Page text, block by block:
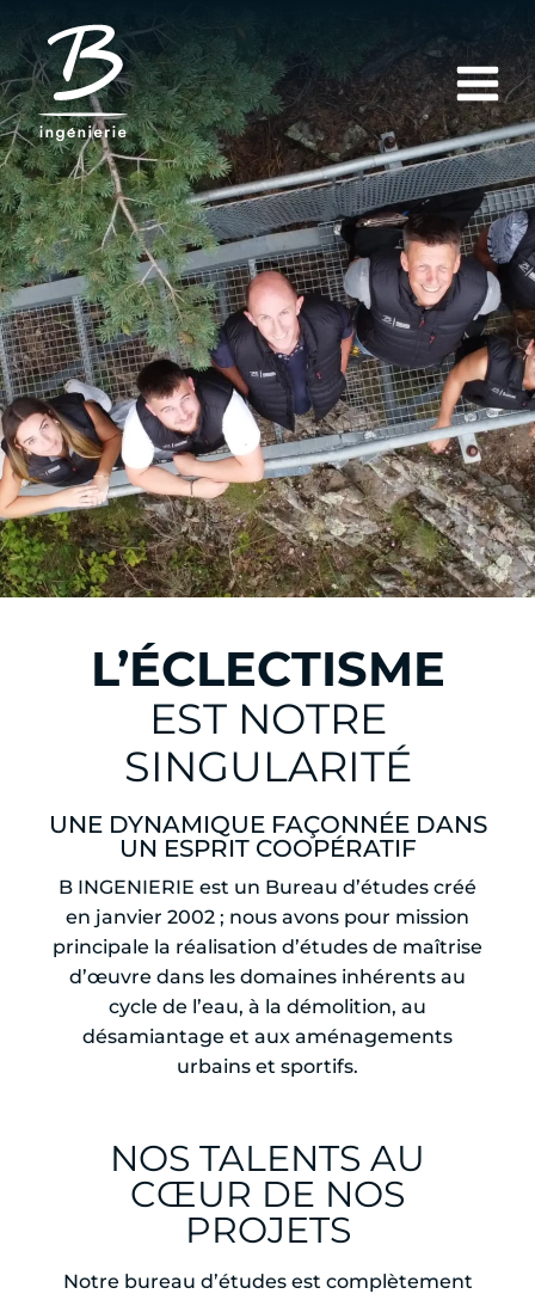
L’ÉCLECTISME
EST NOTRE
SINGULARITÉ
UNE DYNAMIQUE FAÇONNÉE DANS
UN ESPRIT COOPÉRATIF
B INGENIERIE est un Bureau d’études créé
en janvier 2002 ; nous avons pour mission
principale la réalisation d’études de maîtrise
d’œuvre dans les domaines inhérents au
cycle de l’eau, à la démolition, au
désamiantage et aux aménagements
urbains et sportifs.
NOS TALENTS AU
CŒUR DE NOS
PROJETS
Notre bureau d’études est complètement